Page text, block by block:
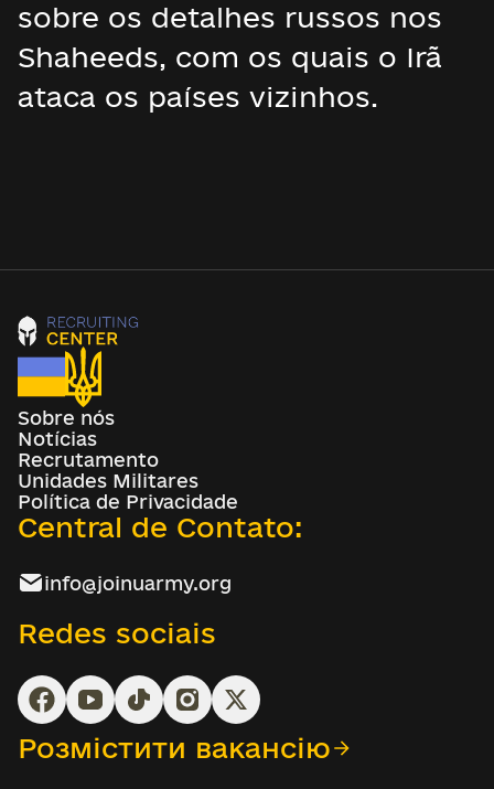
sobre os detalhes russos nos
Shaheeds, com os quais o Irã
ataca os países vizinhos.
Sobre nós
Notícias
Recrutamento
Unidades Militares
Política de Privacidade
Central de Contato:
info@joinuarmy.org
Redes sociais
Розмістити вакансію